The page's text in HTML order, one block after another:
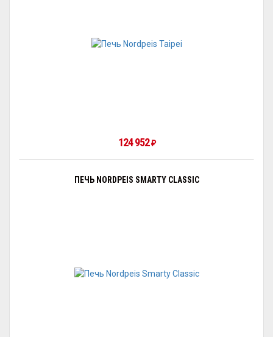
124 952₽
ПЕЧЬ NORDPEIS SMARTY CLASSIC